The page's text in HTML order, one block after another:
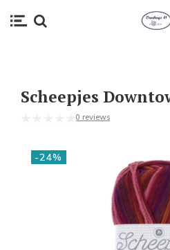
Scheepjes
0 reviews
-24%